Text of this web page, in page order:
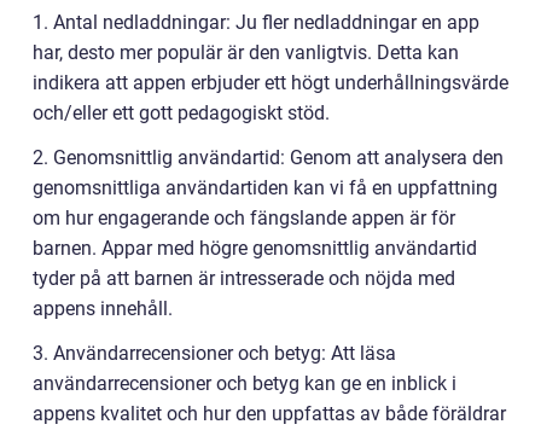
1. Antal nedladdningar: Ju fler nedladdningar en app
har, desto mer populär är den vanligtvis. Detta kan
indikera att appen erbjuder ett högt underhållningsvärde
och/eller ett gott pedagogiskt stöd.
2. Genomsnittlig användartid: Genom att analysera den
genomsnittliga användartiden kan vi få en uppfattning
om hur engagerande och fängslande appen är för
barnen. Appar med högre genomsnittlig användartid
tyder på att barnen är intresserade och nöjda med
appens innehåll.
3. Användarrecensioner och betyg: Att läsa
användarrecensioner och betyg kan ge en inblick i
appens kvalitet och hur den uppfattas av både föräldrar